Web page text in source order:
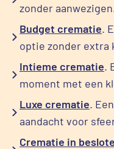
zonder
Budget crematie.
optie zonder extra
Intieme crematie.
moment met een
Luxe crematie.
aandacht voor
Crematie in